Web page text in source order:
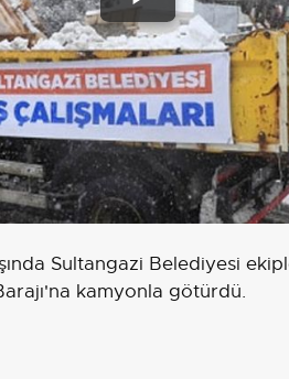
Play
Video
Sultangazi Belediyesi
kamyonla götürdü.